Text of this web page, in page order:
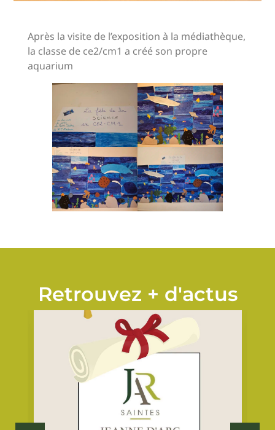
Après la visite de l’exposition à la médiathèque,
la classe de ce2/cm1 a créé son propre
aquarium
Retrouvez + d'actus